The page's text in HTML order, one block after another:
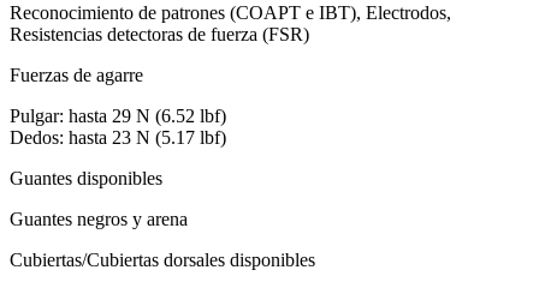
Reconocimiento de patrones (COAPT e IBT), Electrodos,
Resistencias detectoras de fuerza (FSR)
Fuerzas de agarre
Pulgar: hasta 29 N (6.52 lbf)
Dedos: hasta 23 N (5.17 lbf)
Guantes disponibles
Guantes negros y arena
Cubiertas/Cubiertas dorsales disponibles